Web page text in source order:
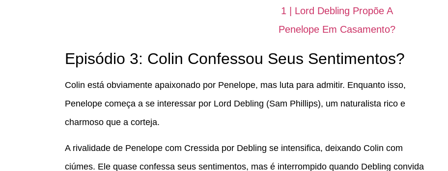
1 | Lord Debling Propõe A
Penelope Em Casamento?
Episódio 3: Colin Confessou Seus Sentimentos?
Colin está obviamente apaixonado por Penelope, mas luta para admitir. Enquanto isso,
Penelope começa a se interessar por Lord Debling (Sam Phillips), um naturalista rico e
charmoso que a corteja.
A rivalidade de Penelope com Cressida por Debling se intensifica, deixando Colin com
ciúmes. Ele quase confessa seus sentimentos, mas é interrompido quando Debling convida